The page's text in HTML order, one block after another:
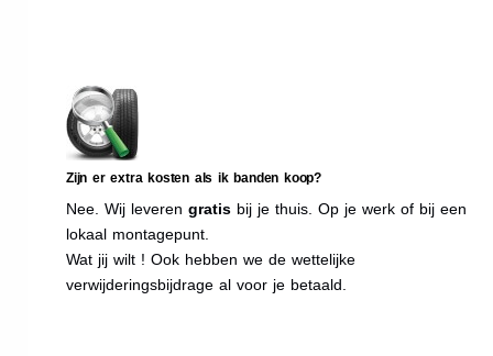
Zijn er extra kosten als ik banden koop?
Nee. Wij leveren gratis bij je thuis. Op je werk of bij een
lokaal montagepunt.
Wat jij wilt ! Ook hebben we de wettelijke
verwijderingsbijdrage al voor je betaald.